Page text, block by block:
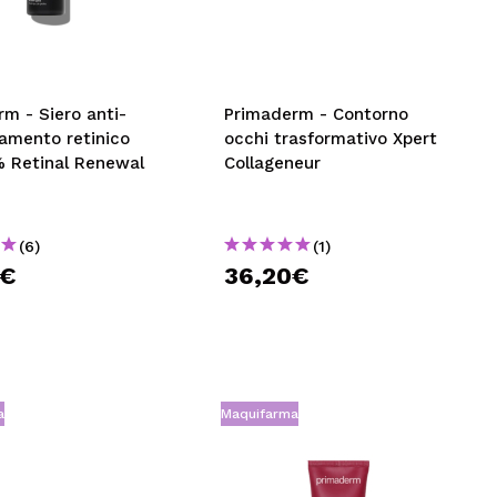
- Siero anti-
retinico
Retinal Renewal
(6)
Primaderm - Contorno
occhi trasformativo Xpert
Collageneur
(1)
36,20€
Maquifarma